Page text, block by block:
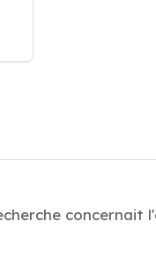
concernait